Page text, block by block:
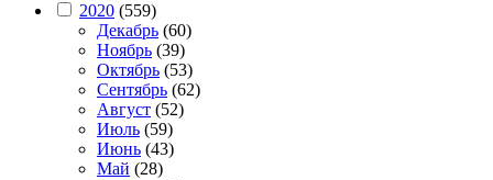
2020 (559)
Декабрь (60)
Ноябрь (39)
Октябрь (53)
Сентябрь (62)
Август (52)
Июль (59)
Июнь (43)
Май (28)